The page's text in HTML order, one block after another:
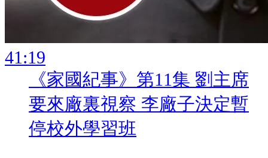
:
《家國紀事》第11集 劉主席
要來廠裏視察 李廠子決定暫
停校外學習班